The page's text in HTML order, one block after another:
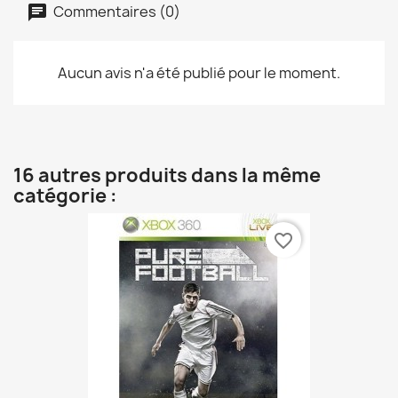
Commentaires (0)
Aucun avis n'a été publié pour le moment.
16 autres produits dans la même
catégorie :
favorite_border